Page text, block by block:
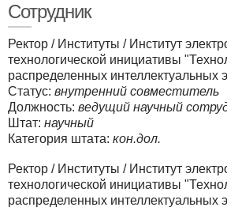
Сотрудник
Ректор / Институты / Институт
технологической инициативы
распределенных интеллектуальных
Статус: внутренний совместитель
Должность: ведущий научный
Штат: научный
Категория штата: кон.дол.
Ректор / Институты / Институт
технологической инициативы
распределенных интеллектуальных